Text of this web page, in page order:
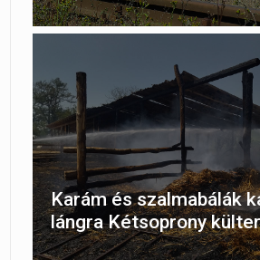
Karám és szalmabálák
lángra Kétsoprony